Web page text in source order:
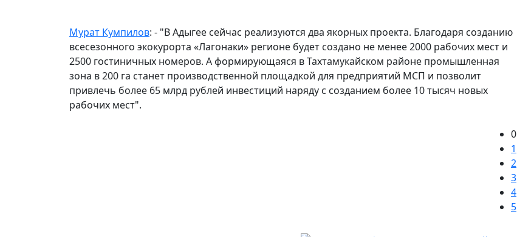
Мурат Кумпилов: - "В Адыгее сейчас реализуются два якорных проекта. Благодаря созданию
всесезонного экокурорта «Лагонаки» регионе будет создано не менее 2000 рабочих мест и
2500 гостиничных номеров. А формирующаяся в Тахтамукайском районе промышленная
зона в 200 га станет производственной площадкой для предприятий МСП и позволит
привлечь более 65 млрд рублей инвестиций наряду с созданием более 10 тысяч новых
рабочих мест".
0
1
2
3
4
5